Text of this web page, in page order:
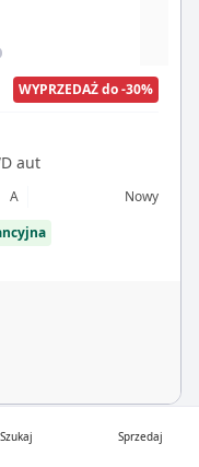
WYPRZEDAŻ do -30%
aut
A
Nowy
Szukaj Sprzedaj